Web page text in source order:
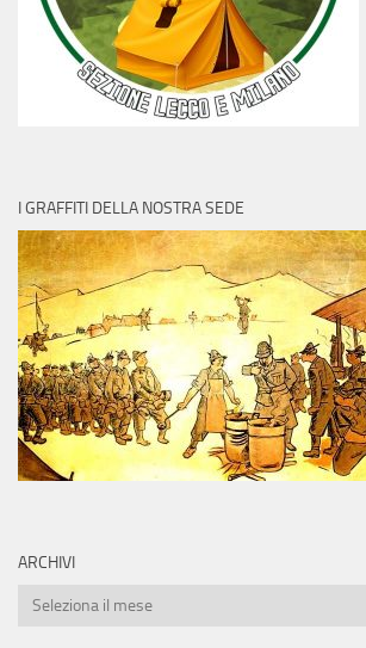
I GRAFFITI DELLA NOSTRA SEDE
ARCHIVI
Archivi